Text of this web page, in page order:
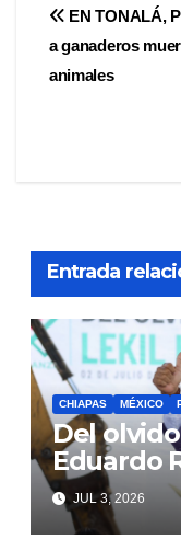
de
EN TONALÁ,
a ganaderos
animales
Entrada
CHIAPAS MÉXICO
Del
Eduardo
con
JUL 3, 2026